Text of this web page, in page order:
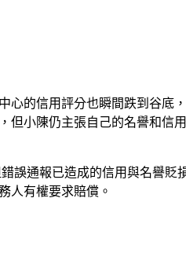
的信用評分也瞬間跌到谷底
小陳仍主張自己的名譽和信
誤通報已造成的信用與名譽
人有權要求賠償。